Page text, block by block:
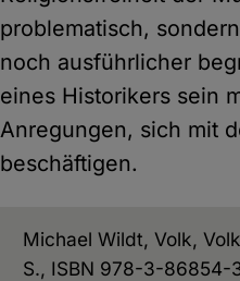
problematisch,
noch ausführlicher
eines Historikers sein
Anregungen, sich mit
beschäftigen.
Michael Wildt, Volk,
S., ISBN 978-3-86854-